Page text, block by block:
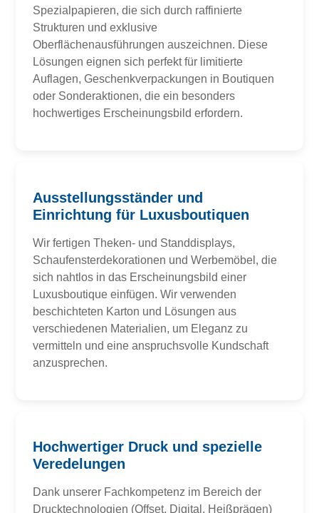
Spezialpapieren, die sich durch raffinierte
Strukturen und exklusive
Oberflächenausführungen auszeichnen. Diese
Lösungen eignen sich perfekt für limitierte
Auflagen, Geschenkverpackungen in Boutiquen
oder Sonderaktionen, die ein besonders
hochwertiges Erscheinungsbild erfordern.
Ausstellungsständer und
Einrichtung für Luxusboutiquen
Wir fertigen Theken- und Standdisplays,
Schaufensterdekorationen und Werbemöbel, die
sich nahtlos in das Erscheinungsbild einer
Luxusboutique einfügen. Wir verwenden
beschichteten Karton und Lösungen aus
verschiedenen Materialien, um Eleganz zu
vermitteln und eine anspruchsvolle Kundschaft
anzusprechen.
Hochwertiger Druck und spezielle
Veredelungen
Dank unserer Fachkompetenz im Bereich der
Drucktechnologien (Offset, Digital, Heißprägen)